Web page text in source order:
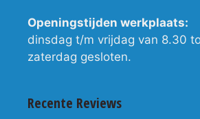
Openingstijden werkplaats:
dinsdag t/m vrijdag van 8.30
zaterdag gesloten.
Recente Reviews